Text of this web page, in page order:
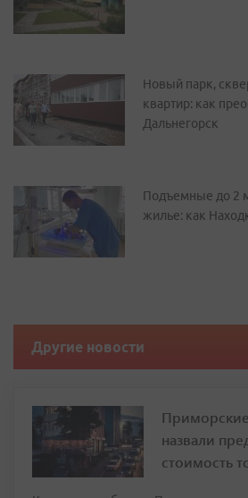
Новый парк,
квартир: как
Дальнегорск
Подъемные до 2
жилье: как
Другие новости
назвали
стоимость